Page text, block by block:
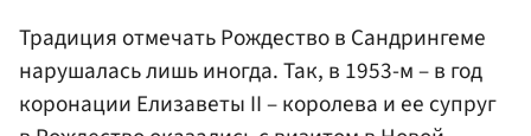
Традиция отмечать Рождество в Сандрингеме
нарушалась лишь иногда. Так, в 1953-м – в год
коронации Елизаветы II – королева и ее супруг